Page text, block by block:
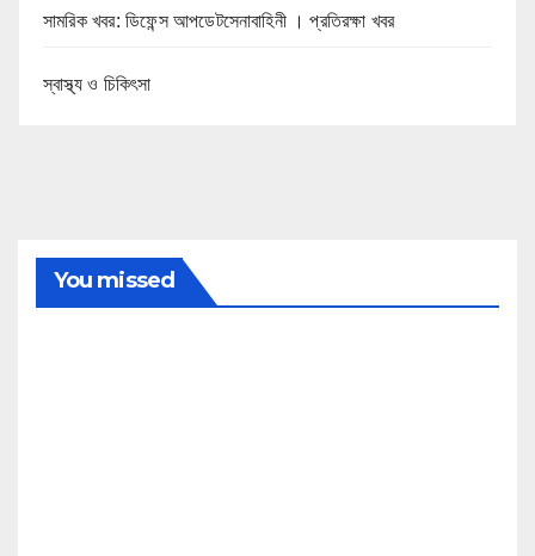
সামরিক খবর: ডিফেন্স আপডেটসেনাবাহিনী । প্রতিরক্ষা খবর
স্বাস্থ্য ও চিকিৎসা
You missed